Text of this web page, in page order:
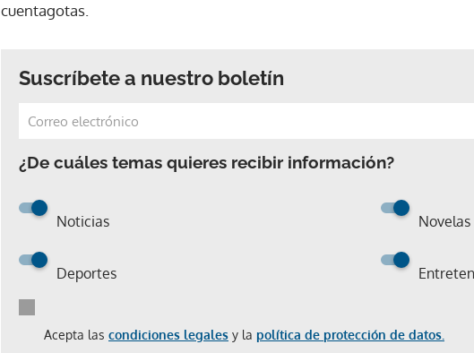
cuentagotas.
Suscríbete a nuestro boletín
¿De cuáles temas quieres recibir información?
Noticias Novelas
Deportes
Acepta las condiciones legales y la política de protección de datos.